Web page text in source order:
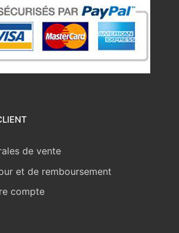
de vente
et de remboursement
compte